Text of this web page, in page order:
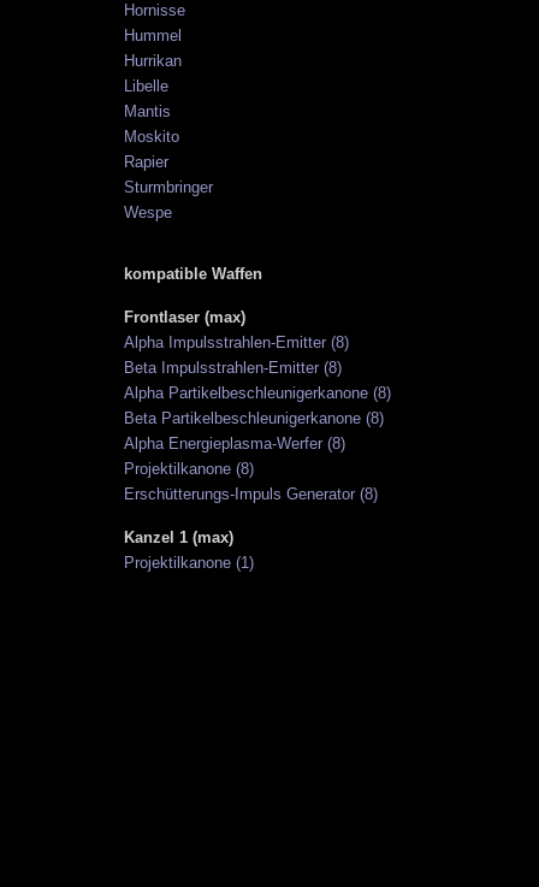
Hornisse
Hummel
Hurrikan
Libelle
Mantis
Moskito
Rapier
Sturmbringer
Wespe
kompatible Waffen
Frontlaser (max)
Alpha Impulsstrahlen-Emitter (8)
Beta Impulsstrahlen-Emitter (8)
Alpha Partikelbeschleunigerkanone (8)
Beta Partikelbeschleunigerkanone (8)
Alpha Energieplasma-Werfer (8)
Projektilkanone (8)
Erschütterungs-Impuls Generator (8)
Kanzel 1 (max)
Projektilkanone (1)